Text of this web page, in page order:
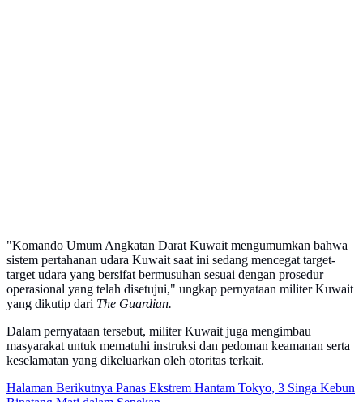
"Komando Umum Angkatan Darat Kuwait mengumumkan bahwa
sistem pertahanan udara Kuwait saat ini sedang mencegat target-
target udara yang bersifat bermusuhan sesuai dengan prosedur
operasional yang telah disetujui," ungkap pernyataan militer Kuwait
yang dikutip dari The Guardian.
Dalam pernyataan tersebut, militer Kuwait juga mengimbau
masyarakat untuk mematuhi instruksi dan pedoman keamanan serta
keselamatan yang dikeluarkan oleh otoritas terkait.
Halaman Berikutnya Panas Ekstrem Hantam Tokyo, 3 Singa Kebun